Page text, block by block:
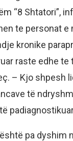
“8 Shtatori”,
te personat e
kronike
raste edhe te
– Kjo shpesh
të
pa dyshim